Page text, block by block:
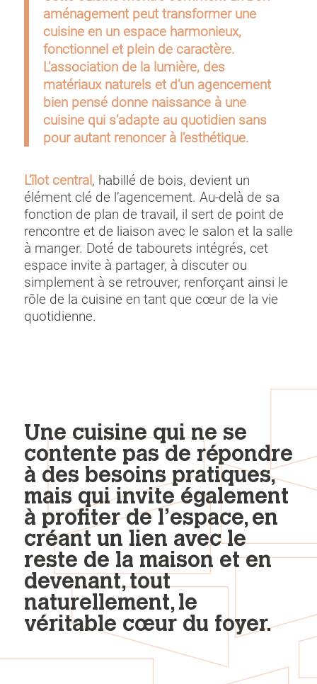
aménagement peut transformer une
cuisine en un espace harmonieux,
fonctionnel et plein de caractère.
L’association de la lumière, des
matériaux naturels et d’un agencement
bien pensé donne naissance à une
cuisine qui s’adapte au quotidien sans
pour autant renoncer à l’esthétique.
L’îlot central, habillé de bois, devient un
élément clé de l’agencement. Au-delà de sa
fonction de plan de travail, il sert de point de
rencontre et de liaison avec le salon et la salle
à manger. Doté de tabourets intégrés, cet
espace invite à partager, à discuter ou
simplement à se retrouver, renforçant ainsi le
rôle de la cuisine en tant que cœur de la vie
quotidienne.
Une cuisine qui ne se
contente pas de répondre
à des besoins pratiques,
mais qui invite également
à profiter de l’espace, en
créant un lien avec le
reste de la maison et en
devenant, tout
naturellement, le
véritable cœur du foyer.